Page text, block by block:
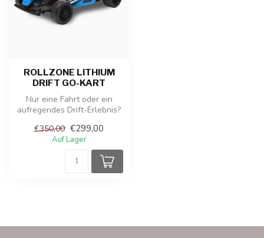
ROLLZONE LITHIUM
DRIFT GO-KART
Nur eine Fahrt oder ein
aufregendes Drift-Erlebnis?
24-...
€350,00 €299,00
Auf Lager